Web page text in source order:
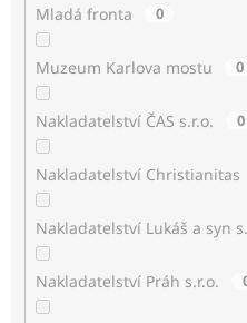
Mladá fronta 0
Muzeum Karlova mostu 0
Nakladatelství ČAS s.r.o. 0
Nakladatelství Christianitas
Nakladatelství Lukáš a syn
Nakladatelství Práh s.r.o.